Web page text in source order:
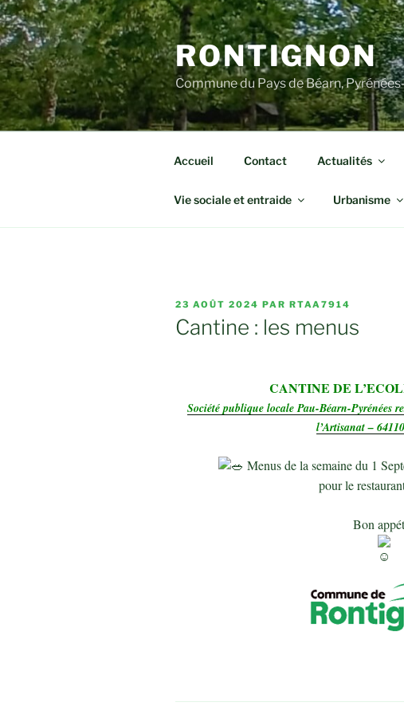
Aller
au
contenu
principal
RONTIGNON
Commune du Pays de Béarn,
Accueil Contact Actualités
Vie sociale et entraide Urbanisme
PUBLIÉ
LE
23 AOÛT 2024 PAR RTAA7914
Cantine : les menus
CANTINE DE
Société publique locale Pau-Béarn-Pyrénées
l’Artisanat –
Menus de la semaine du 1
pour le
Bon